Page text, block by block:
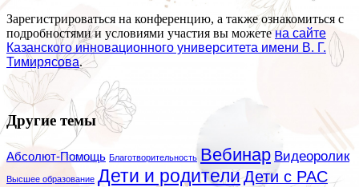
Зарегистрироваться на конференцию, а также ознакомиться с
подробностями и условиями участия вы можетена сайте
Казанского инновационного университета имени В. Г.
Тимирясова.
Другие темы
Абсолют-Помощь Благотворительность Вебинар Видеоролик
Высшее образование Дети и родителиДети с РАС